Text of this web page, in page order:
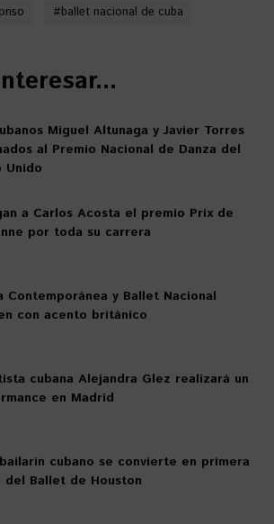
#ballet nacional de cuba
Miguel Altunaga y Javier Torres
al Premio Nacional de Danza del
Unido
a Carlos Acosta el premio Prix de
por toda su carrera
Contemporánea y Ballet Nacional
con acento británico
cubana Alejandra Glez realizará un
en Madrid
cubano se convierte en primera
del Ballet de Houston